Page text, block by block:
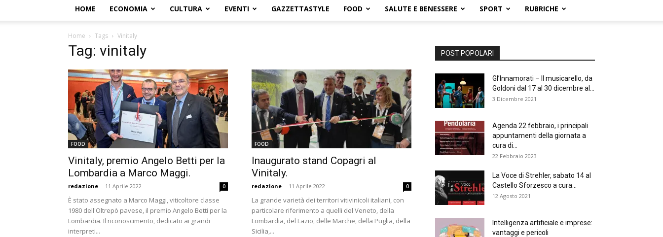
HOME ECONOMIA CULTURA EVENTI GAZZETTASTYLE FOOD SALUTE E BENESSERE SPORT RUBRICHE
Home Tags Vinitaly
Tag: vinitaly
FOOD
Vinitaly, premio Angelo Betti per la
Lombardia a Marco Maggi.
redazione - 11 Aprile 2022 0
È stato assegnato a Marco Maggi, viticoltore classe
1980 dell'Oltrepò pavese, il premio Angelo Betti per la
Lombardia. Il riconoscimento, dedicato ai grandi
interpreti...
FOOD
Inaugurato stand Copagri al
Vinitaly.
redazione - 11 Aprile 2022 0
La grande varietà dei territori vitivinicoli italiani, con
particolare riferimento a quelli del Veneto, della
Lombardia, del Lazio, delle Marche, della Puglia, della
Sicilia,...
POST POPOLARI
Gl’Innamorati – Il musicarello, da
Goldoni dal 17 al 30 dicembre al...
3 Dicembre 2021
Agenda 22 febbraio, i principali
appuntamenti della giornata a
cura di...
22 Febbraio 2023
La Voce di Strehler, sabato 14 al
Castello Sforzesco a cura...
12 Agosto 2021
Intelligenza artificiale e imprese:
vantaggi e pericoli